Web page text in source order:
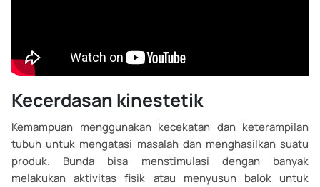
Kecerdasan kinestetik
Kemampuan menggunakan kecekatan dan keterampilan
tubuh untuk mengatasi masalah dan menghasilkan suatu
produk. Bunda bisa menstimulasi dengan banyak
melakukan aktivitas fisik atau menyusun balok untuk